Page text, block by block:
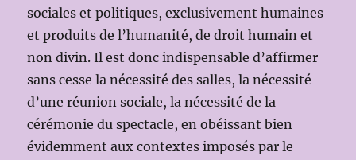
sociales et politiques, exclusivement humaines
et produits de l’humanité, de droit humain et
non divin. Il est donc indispensable d’affirmer
sans cesse la nécessité des salles, la nécessité
d’une réunion sociale, la nécessité de la
cérémonie du spectacle, en obéissant bien
évidemment aux contextes imposés par le